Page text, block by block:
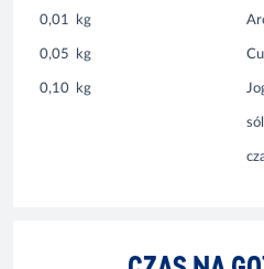
0,01 kg
0,05 kg
0,10 kg
sól